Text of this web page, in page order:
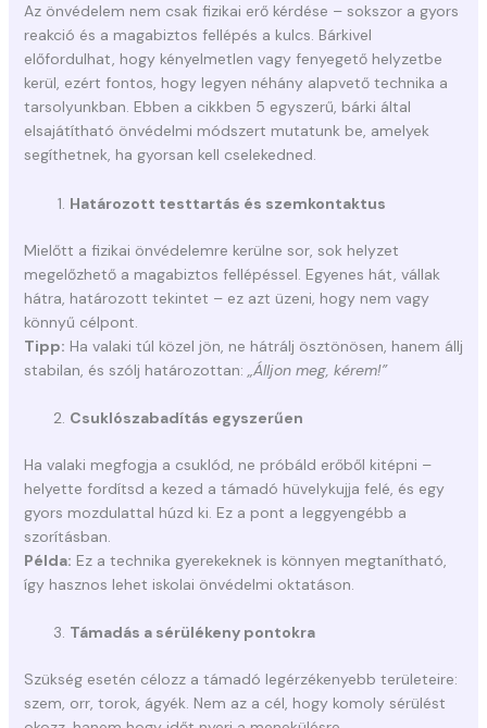
Az önvédelem nem csak fizikai erő kérdése – sokszor a gyors
reakció és a magabiztos fellépés a kulcs. Bárkivel
előfordulhat, hogy kényelmetlen vagy fenyegető helyzetbe
kerül, ezért fontos, hogy legyen néhány alapvető technika a
tarsolyunkban. Ebben a cikkben 5 egyszerű, bárki által
elsajátítható önvédelmi módszert mutatunk be, amelyek
segíthetnek, ha gyorsan kell cselekedned.
Határozott testtartás és szemkontaktus
Mielőtt a fizikai önvédelemre kerülne sor, sok helyzet
megelőzhető a magabiztos fellépéssel. Egyenes hát, vállak
hátra, határozott tekintet – ez azt üzeni, hogy nem vagy
könnyű célpont.
Tipp: Ha valaki túl közel jön, ne hátrálj ösztönösen, hanem állj
stabilan, és szólj határozottan: „Álljon meg, kérem!”
Csuklószabadítás egyszerűen
Ha valaki megfogja a csuklód, ne próbáld erőből kitépni –
helyette fordítsd a kezed a támadó hüvelykujja felé, és egy
gyors mozdulattal húzd ki. Ez a pont a leggyengébb a
szorításban.
Példa: Ez a technika gyerekeknek is könnyen megtanítható,
így hasznos lehet iskolai önvédelmi oktatáson.
Támadás a sérülékeny pontokra
Szükség esetén célozz a támadó legérzékenyebb területeire:
szem, orr, torok, ágyék. Nem az a cél, hogy komoly sérülést